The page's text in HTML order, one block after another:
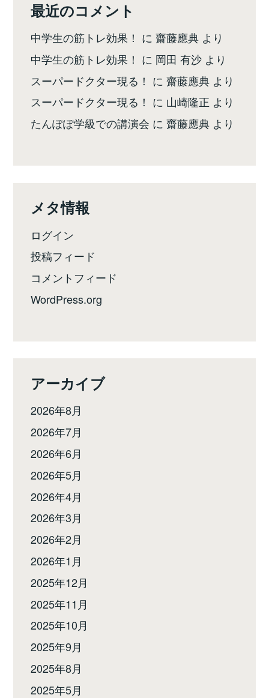
最近のコメント
中学生の筋トレ効果！ に齋藤應典 より
中学生の筋トレ効果！ に 岡田 有沙 より
スーパードクター現る！ に齋藤應典 より
スーパードクター現る！ に 山崎隆正 より
たんぽぽ学級での講演会 に齋藤應典 より
メタ情報
ログイン
投稿フィード
コメントフィード
WordPress.org
アーカイブ
2026年8月
2026年7月
2026年6月
2026年5月
2026年4月
2026年3月
2026年2月
2026年1月
2025年12月
2025年11月
2025年10月
2025年9月
2025年8月
2025年5月